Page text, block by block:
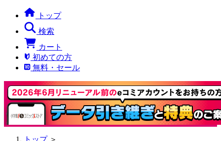
トップ
検索
カート
初めての方
無料・セール
トップ ＞